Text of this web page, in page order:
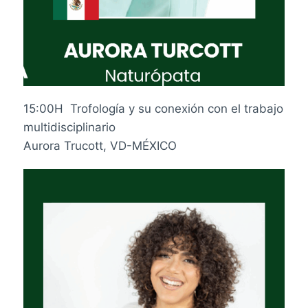
15:00H Trofología y su conexión con el trabajo
multidisciplinario
Aurora Trucott, VD-MÉXICO